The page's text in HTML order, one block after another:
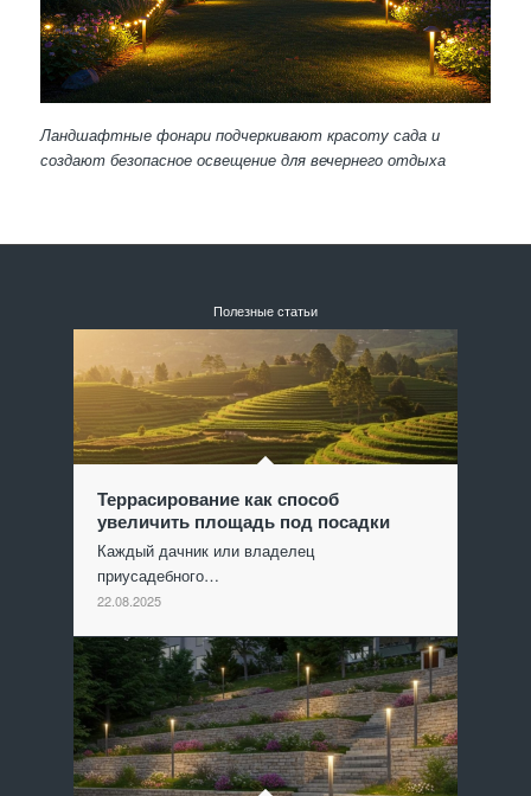
Ландшафтные фонари подчеркивают красоту сада и
создают безопасное освещение для вечернего отдыха
Полезные статьи
Террасирование как способ
увеличить площадь под посадки
Каждый дачник или владелец
приусадебного…
22.08.2025